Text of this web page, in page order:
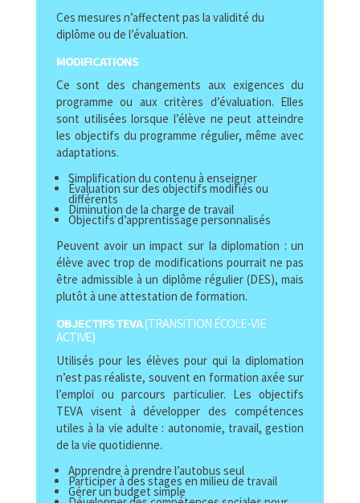
Ces mesures n’affectent pas la validité du
diplôme ou de l’évaluation.
MODIFICATIONS
Ce sont des changements aux exigences du
programme ou aux critères d’évaluation. Elles
sont utilisées lorsque l’élève ne peut atteindre
les objectifs du programme régulier, même avec
adaptations.
Simplification du contenu à enseigner
Évaluation sur des objectifs modifiés ou
différents
Diminution de la charge de travail
Objectifs d’apprentissage personnalisés
Peuvent avoir un impact sur la diplomation : un
élève avec trop de modifications pourrait ne pas
être admissible à un diplôme régulier (DES), mais
plutôt à une attestation de formation.
OBJECTIFS TEVA(TRANSITION ÉCOLE-VIE
ACTIVE)
Utilisés pour les élèves pour qui la diplomation
n’est pas réaliste, souvent en formation axée sur
l’emploi ou parcours particulier. Les objectifs
TEVA visent à développer des compétences
utiles à la vie adulte : autonomie, travail, gestion
de la vie quotidienne.
Apprendre à prendre l’autobus seul
Participer à des stages en milieu de travail
Gérer un budget simple